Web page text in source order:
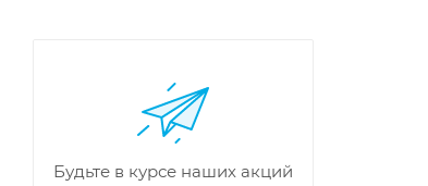
Будьте в курсе наших акций